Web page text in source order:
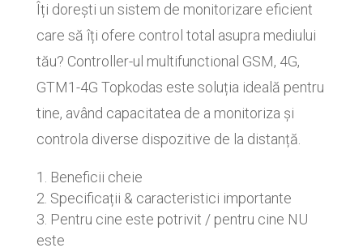
Îți dorești un sistem de monitorizare eficient
care să îți ofere control total asupra mediului
tău? Controller-ul multifunctional GSM, 4G,
GTM1-4G Topkodas este soluția ideală pentru
tine, având capacitatea de a monitoriza și
controla diverse dispozitive de la distanță.
Beneficii cheie
Specificații & caracteristici importante
Pentru cine este potrivit / pentru cine NU
este